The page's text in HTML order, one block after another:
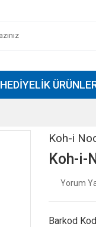
HEDIYELIK
Koh-i
Koh-i-
Yorum
Barkod